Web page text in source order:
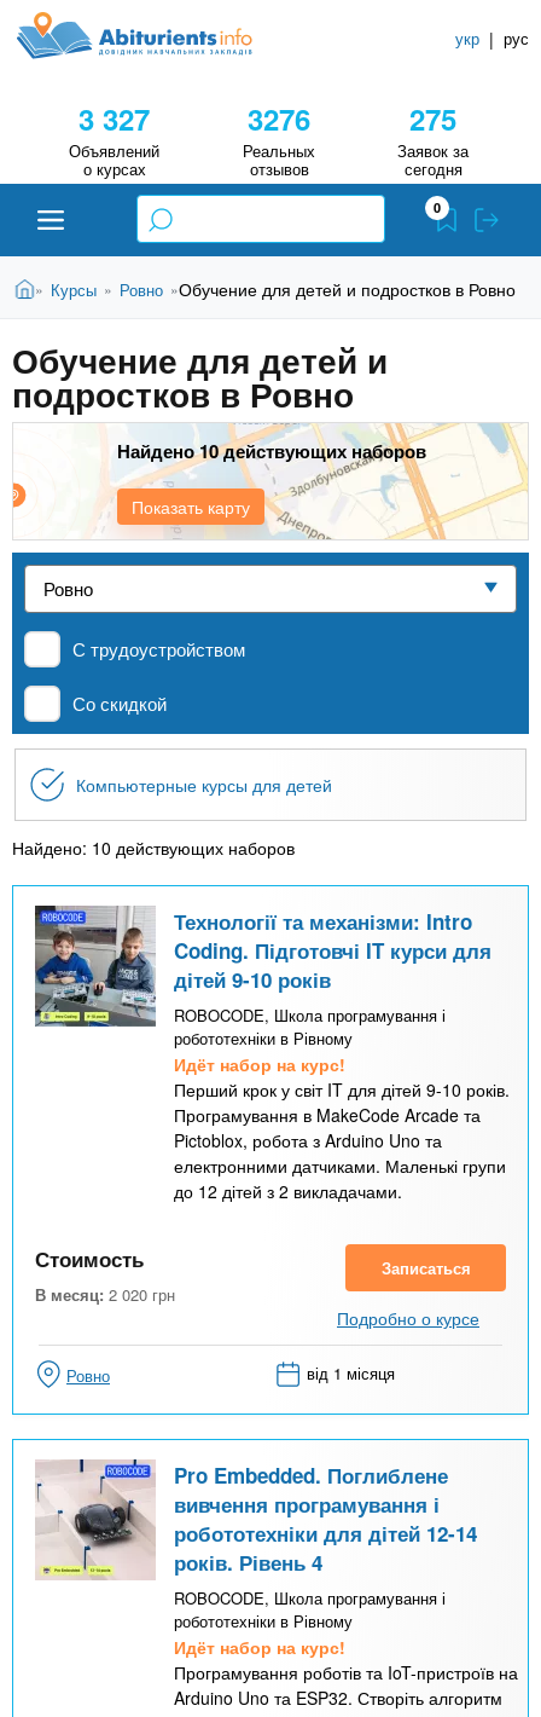
к
A
i
t
u
r
i
e
n
t
s
.
i
n
o
п
о
н
и
У
ч
е
н
х
д
и
й
3 327
Объявлений
о курсах
3276
Реальных
отзывов
275
Заявок за
сегодня
укр | рус
Абитуриенту
Вузы
Колледжи
Курсы
MBA
Онлайн курсы
За рубежом
0
В
д
е
с
Главная
» Курсы » Ровно »Обучение для детей и подростков в Ровно
Обучение для детей и
подростков в Ровно
Показать карту
Найдено 10 действующих наборов
С трудоустройством
Со скидкой
Компьютерные курсы для детей
Найдено: 10 действующих наборов
Технології та механізми: Intro
Coding. Підготовчі IT курси для
дітей 9-10 років
ROBOCODE, Школа програмування і
робототехніки в Рівному
Идёт набор на курс!
Перший крок у світ IT для дітей 9-10 років.
Програмування в MakeCode Arcade та
Pictoblox, робота з Arduino Uno та
електронними датчиками. Маленькі групи
до 12 дітей з 2 викладачами.
Стоимость
В месяц: 2 020 грн
Записаться
Подробно о курсе
Ровно від 1 місяця
Pro Embedded. Поглиблене
вивчення програмування і
робототехніки для дітей 12-14
років. Рівень 4
ROBOCODE, Школа програмування і
робототехніки в Рівному
Идёт набор на курс!
Програмування роботів та IoT-пристроїв на
Arduino Uno та ESP32. Створіть алгоритм